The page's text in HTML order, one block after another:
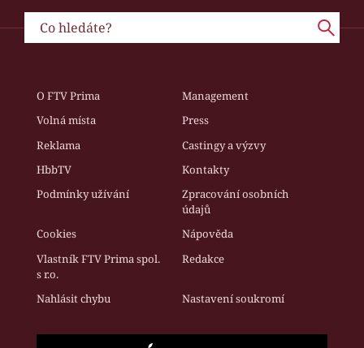
O FTV Prima
Management
Volná místa
Press
Reklama
Castingy a výzvy
HbbTV
Kontakty
Podmínky užívání
Zpracování osobních
údajů
Cookies
Nápověda
Vlastník FTV Prima spol.
s r.o.
Redakce
Nahlásit chybu Nastavení soukromí